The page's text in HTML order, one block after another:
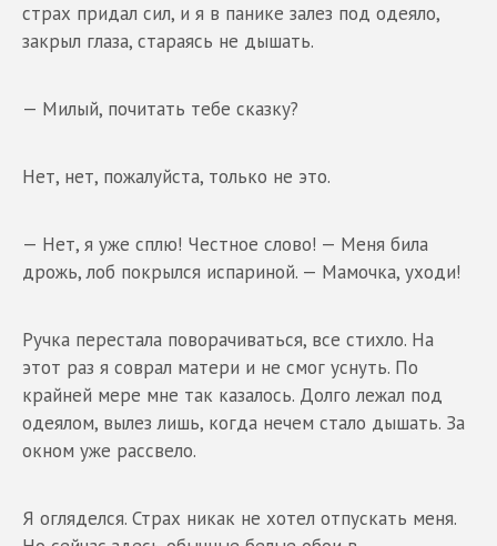
страх придал сил, и я в панике залез под одеяло,
закрыл глаза, стараясь не дышать.
— Милый, почитать тебе сказку?
Нет, нет, пожалуйста, только не это.
— Нет, я уже сплю! Честное слово! — Меня била
дрожь, лоб покрылся испариной. — Мамочка, уходи!
Ручка перестала поворачиваться, все стихло. На
этот раз я соврал матери и не смог уснуть. По
крайней мере мне так казалось. Долго лежал под
одеялом, вылез лишь, когда нечем стало дышать. За
окном уже рассвело.
Я огляделся. Страх никак не хотел отпускать меня.